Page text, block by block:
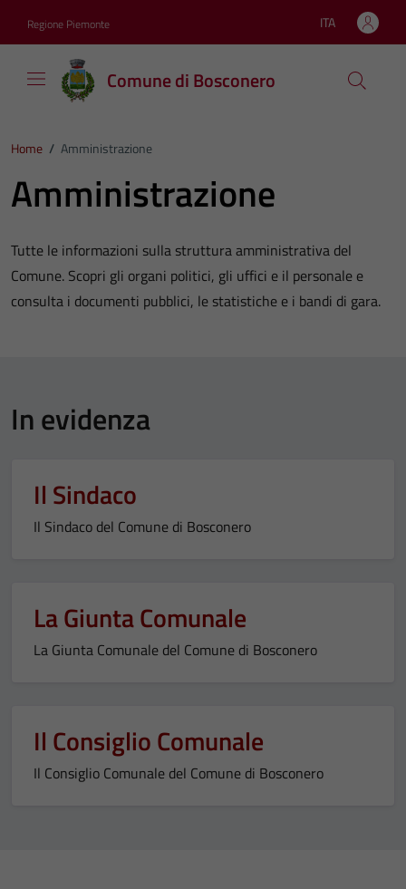
Regione Piemonte Lingua attiva:
ITA
Comune di Bosconero
Home / Amministrazione
Amministrazione
Tutte le informazioni sulla struttura amministrativa del
Comune. Scopri gli organi politici, gli uffici e il personale e
consulta i documenti pubblici, le statistiche e i bandi di gara.
In evidenza
Il Sindaco
Il Sindaco del Comune di Bosconero
La Giunta Comunale
La Giunta Comunale del Comune di Bosconero
Il Consiglio Comunale
Il Consiglio Comunale del Comune di Bosconero